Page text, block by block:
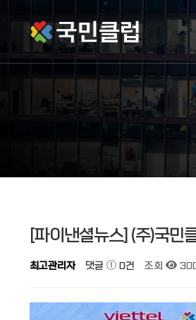
[파이낸셜뉴스] (주)국민
최고관리자 댓글 0건 조회